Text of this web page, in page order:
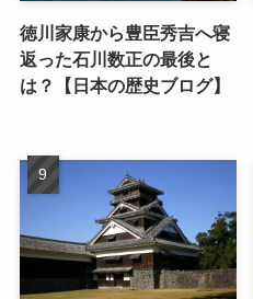
徳川家康から豊臣秀吉へ寝
返った石川数正の最後と
は？【日本の歴史ブログ】